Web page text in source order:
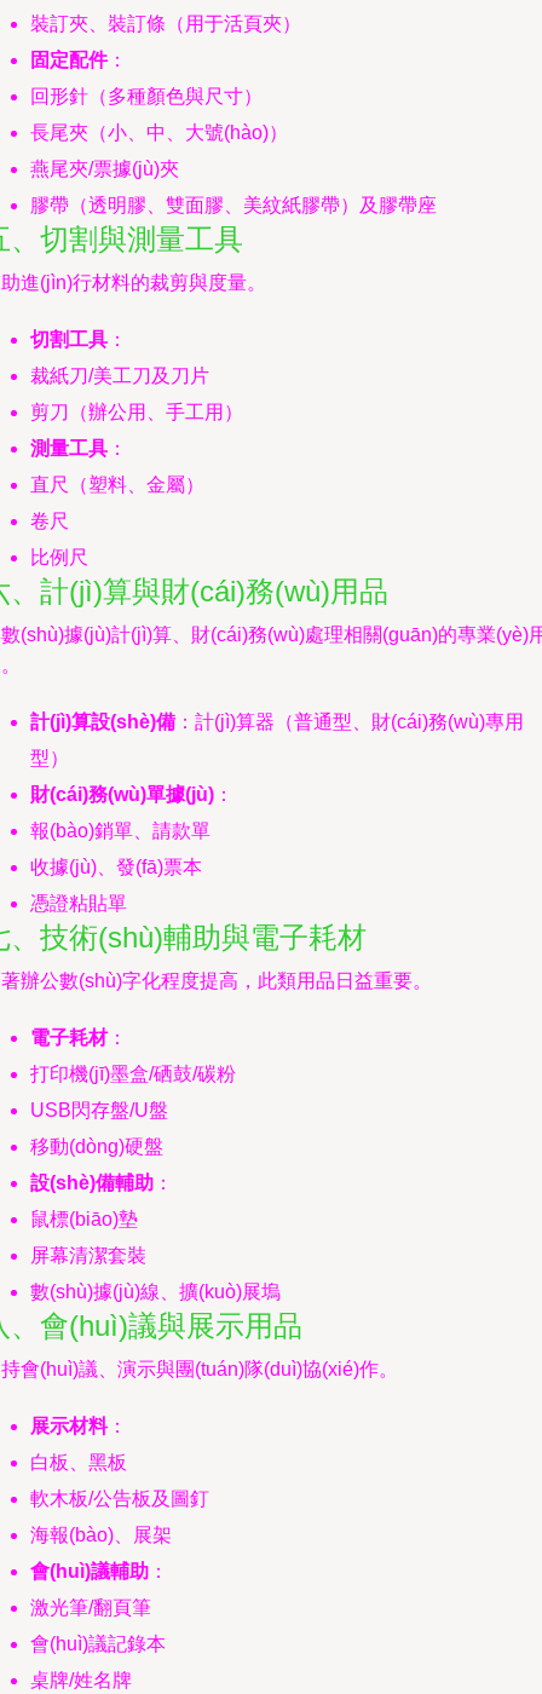
裝訂夾、裝訂條（用于活頁夾）
固定配件：
回形針（多種顏色與尺寸）
長尾夾（小、中、大號(hào)）
燕尾夾/票據(jù)夾
膠帶（透明膠、雙面膠、美紋紙膠帶）及膠帶座
、切割與測量工具
進(jìn)行材料的裁剪與度量。
切割工具 ：
裁紙刀/美工刀及刀片
剪刀（辦公用、手工用）
測量工具 ：
直尺（塑料、金屬）
卷尺
比例尺
、計(jì)算與財(cái)務(wù)用品
(shù)據(jù)計(jì)算、財(cái)務(wù)處理相關(guān)的專業(yè)
計(jì)算設(shè)備 ：計(jì)算器（普通型、財(cái)務(wù)專用
型）
財(cái)務(wù)單據(jù) ：
報(bào)銷單、請款單
收據(jù)、發(fā)票本
憑證粘貼單
、技術(shù)輔助與電子耗材
辦公數(shù)字化程度提高，此類用品日益重要。
電子耗材：
打印機(jī)墨盒/硒鼓/碳粉
USB閃存盤/U盤
移動(dòng)硬盤
設(shè)備輔助 ：
鼠標(biāo)墊
屏幕清潔套裝
數(shù)據(jù)線、擴(kuò)展塢
、會(huì)議與展示用品
會(huì)議、演示與團(tuán)隊(duì)協(xié)作。
展示材料：
白板、黑板
軟木板/公告板及圖釘
海報(bào)、展架
會(huì)議輔助 ：
激光筆/翻頁筆
會(huì)議記錄本
桌牌/姓名牌